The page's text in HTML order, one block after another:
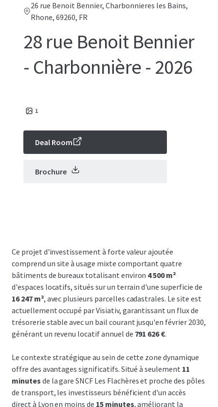
26 rue Benoit Bennier, Charbonnieres les Bains,
Rhone, 69260, FR
28 rue Benoit Bennier
- Charbonnière - 2026
1
Deal Room
Brochure
Ce projet d'investissement à forte valeur ajoutée
comprend un site à usage mixte comportant quatre
bâtiments de bureaux totalisant environ 4 500 m²
d'espaces locatifs, situés sur un terrain d'une superficie de
16 247 m², avec plusieurs parcelles cadastrales. Le site est
actuellement occupé par Visiativ, garantissant un flux de
trésorerie stable avec un bail courant jusqu'en février 2030,
générant un revenu locatif annuel de 791 626 €.
Le contexte stratégique au sein de cette zone dynamique
offre des avantages significatifs. Situé à seulement 11
minutes de la gare SNCF Les Flachères et proche des pôles
de transport, les investisseurs bénéficient d'un accès
direct à Lyon en moins de 15 minutes, améliorant la